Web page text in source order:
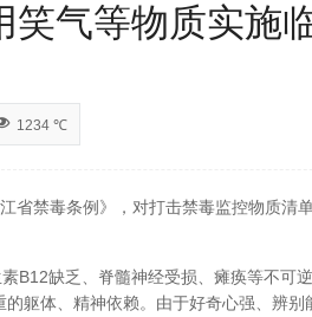
笑气等物质实施
1234 ℃
省禁毒条例》，对打击禁毒监控物质清
B12缺乏、脊髓神经受损、瘫痪等不可
躯体、精神依赖。由于好奇心强、辨别